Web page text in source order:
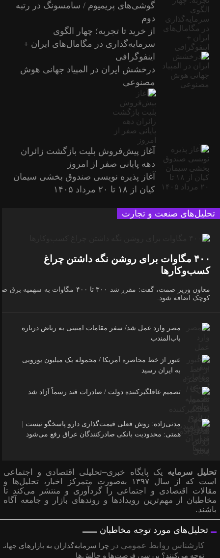
گوشی‌های پریمیوم / سامسونگ در رتبه
دوم
از خرید تا تجربه؛ چهار الگوی
سرمایه‌گذاری در مگامال‌های ایران +
اینفوگرافی
درخشش ایران در المپیاد جهانی هوش
مصنوعی
آغاز پیش‌فروش بلیت بازگشت زائران
دهه پایانی صفر از امروز
آغاز پذیره نویسی صندوق بخشی سیمان
کیان از ۱۸ تا ۲۰ مرداد ۱۴۰۵
تحلیل‌های صنعت و تجارت
۴۰۰ مگاوات برای روشن نگه داشتن چراغ
کسب‌وکار‌ها
معاون وزیر صمت، گفت: مقرر شد ۳۰۰ تا ۴۰۰ مگاوات به سهمیه
کوچک اضافه شود.
مصر وارد عمل شد/ سفر مقامات امنیتی به ریاض درباره
باب‌المندب
عبور از خط محاصره آمریکا / محموله یک میلیون یورویی
به ایران رسید
تصمیم غافلگیرکننده دولت / صادرات قند رسماً آزاد شد
مدنی‌زاده: روش فعلی قیمت‌گذاری دارو پاسخگو نیست |
همتی: محدودیت بانکی صادرکنندگان عراق رفع می‌شود
تحلیل سرمایه یک پایگاه خبری–تحلیلی اقتصادی و اجتماعی
است که از سال ۱۳۹۷ به‌صورت متمرکز اخبار، تحلیل‌ها و
مقالات اقتصادی و اجتماعی را گردآوری و منتشر می‌کند تا
مخاطبان از مهم‌ترین رویدادها و روندهای بازار و جامعه آگاه
باشند.
تحلیل‌های مورد توجه مخاطبان
کارشناس روابط عمومی در
چرا سرمایه‌گذاران به بازارهای
توجه می‌کنند؟ بررسی فرصت‌ها و چالش‌ها